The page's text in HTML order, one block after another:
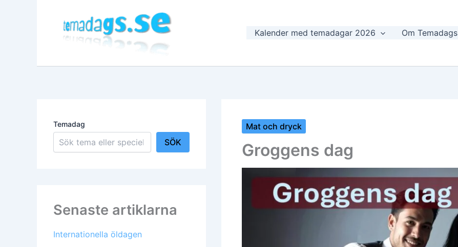
Kalender med temadagar 2026 Om Temadags
Temadag
SÖK
Senaste artiklarna
Internationella öldagen
Mat och dryck
Groggens dag